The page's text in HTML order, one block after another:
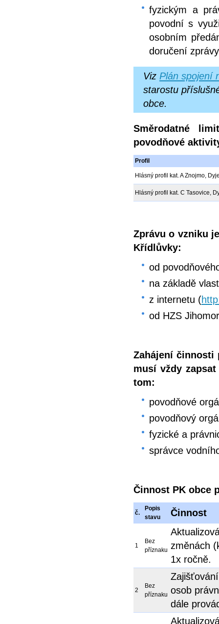
fyzickým a
povodní s
osobním
doručení
Viz Plán spojení
starostu
obce.
Směrodatné
povodňové
Profil
Hlásný profil kat. A Znojmo,
Hlásný profil kat. C Tasovice,
Zprávu o vzniku
Křídlůvky:
od
na základě
z internetu (
od HZS
Zahájení činnosti
musí vždy
tom:
povodňové
povodňový
fyzické a
správce
Činnost PK obce
č.
Popis
stavu
Činnost
1
Bez
příznaku změnách
1x ročně.
2
Bez
příznaku osob
dále